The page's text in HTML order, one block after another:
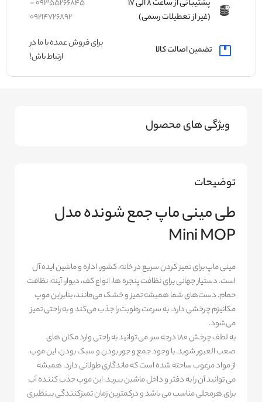
پشتیبانی از ساعت 8 الی 17
(غیر از تعطیلات رسمی)
09355266845 -
09214726892
تضمین اصالت کالا
برای فروش عمده با ما در
ارتباط باش!
توضیحات
طی مینی ماپ جمع شونده مدل
Mini MOP
مینی ماپ برای تمیز کردن سریع در خانه، کشور، اداره و ماشین ایده آل
است. دستیار جهانی برای نظافت پنجره ها، انواع کف، دیوار، آینه، نظافت
حمام. دست‌های شما همیشه تمیز و خشک می‌مانند، بنابراین موپ
مکانیزم چرخشی دارد، به سرعت رطوبت را جذب می‌کند و به راحتی تمیز
می‌شود.
به لطف چرخش 180 درجه سر، می توانید به راحتی وارد مکان های
صعب العبور شوید. با وجود جمع و جور بودن و سبک بودن، این موپ
از مواد مرغوب ساخته شده است که ماندگاری طولانی دارد. همیشه
می توانید آن را به دفتر و داخل ماشین ببرید. این موپ جذب کننده آب
برای هرمحلی مناسب می باشد و درکمترین زمان تمیزکنندگی بینظیری
ویژگی های محصول